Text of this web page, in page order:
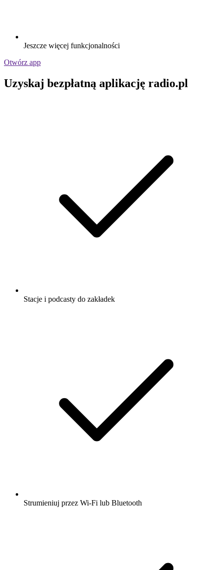
Jeszcze więcej funkcjonalności
Otwórz app
Uzyskaj bezpłatną aplikację radio.pl
Stacje i podcasty do zakładek
Strumieniuj przez Wi-Fi lub Bluetooth